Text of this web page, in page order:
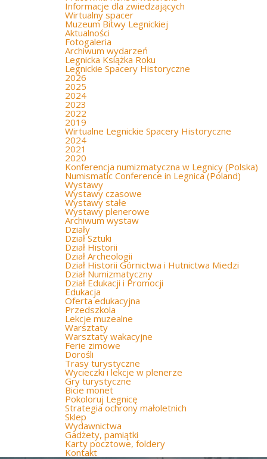
Informacje dla zwiedzających
Wirtualny spacer
Muzeum Bitwy Legnickiej
Aktualności
Fotogaleria
Archiwum wydarzeń
Legnicka Książka Roku
Legnickie Spacery Historyczne
2026
2025
2024
2023
2022
2019
Wirtualne Legnickie Spacery Historyczne
2024
2021
2020
Konferencja numizmatyczna w Legnicy (Polska)
Numismatic Conference in Legnica (Poland)
Wystawy
Wystawy czasowe
Wystawy stałe
Wystawy plenerowe
Archiwum wystaw
Działy
Dział Sztuki
Dział Historii
Dział Archeologii
Dział Historii Górnictwa i Hutnictwa Miedzi
Dział Numizmatyczny
Dział Edukacji i Promocji
Edukacja
Oferta edukacyjna
Przedszkola
Lekcje muzealne
Warsztaty
Warsztaty wakacyjne
Ferie zimowe
Dorośli
Trasy turystyczne
Wycieczki i lekcje w plenerze
Gry turystyczne
Bicie monet
Pokoloruj Legnicę
Strategia ochrony małoletnich
Sklep
Wydawnictwa
Gadżety, pamiątki
Karty pocztowe, foldery
Kontakt